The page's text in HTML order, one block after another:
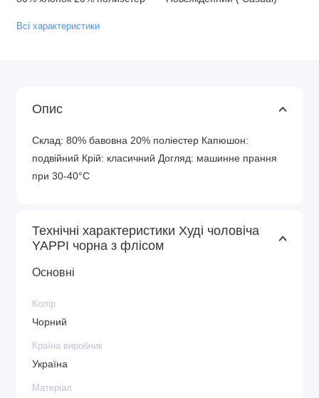
Всі характеристики
Опис
Склад: 80% бавовна 20% поліестер Капюшон:
подвійний Крій: класичний Догляд: машинне прання
при 30-40°C
Технічні характеристики Худі чоловіча
YAPPI чорна з флісом
Основні
Колір
Чорний
Країна виробник
Україна
Матеріал